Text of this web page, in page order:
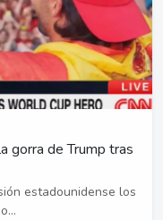
gorra de Trump tras
estadounidense los